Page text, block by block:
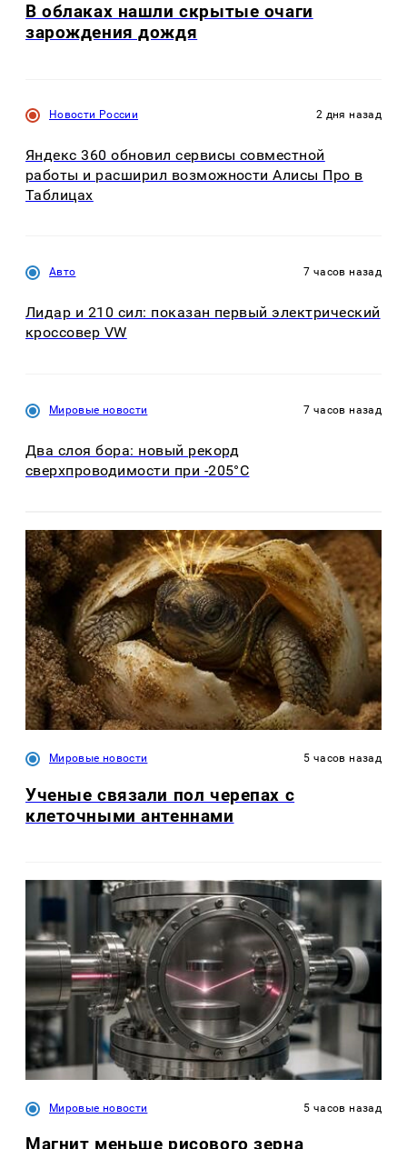
В облаках нашли скрытые очаги
зарождения дождя
Новости России 2 дня назад
Яндекс 360 обновил сервисы совместной
работы и расширил возможности Алисы Про в
Таблицах
Авто 7 часов назад
Лидар и 210 сил: показан первый электрический
кроссовер VW
Мировые новости 7 часов назад
Два слоя бора: новый рекорд
сверхпроводимости при -205°C
Мировые новости 5 часов назад
Ученые связали пол черепах с
клеточными антеннами
Мировые новости 5 часов назад
Магнит меньше рисового зерна